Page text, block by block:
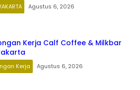
Agustus 6, 2026
Kerja Calf Coffee & Milkbar
Kerja Agustus 6, 2026